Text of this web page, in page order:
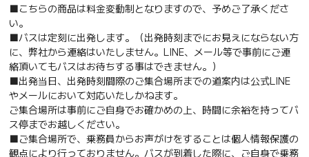
■こちらの商品は料金変動制となりますので、予めご了承くださ
い。
■バスは定刻に出発します。（出発時刻までにお見えにならない方
に、弊社から連絡はいたしません。LINE、メール等で事前にご連
絡頂いてもバスはお待ちする事はできません。）
■出発当日、出発時刻間際のご集合場所までの道案内は公式LINE
やメールにおいて対応いたしかねます。
ご集合場所は事前にご自身でお確かめの上、時間に余裕を持ってバ
ス停までお越しください。
■ご集合場所で、乗務員からお声がけをすることは個人情報保護の
観点により行っておりません。バスが到着した際に、ご自身で乗務